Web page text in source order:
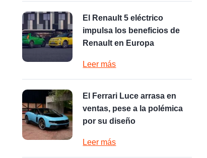
El Renault 5 eléctrico
impulsa los beneficios de
Renault en Europa
Leer más
El Ferrari Luce arrasa en
ventas, pese a la polémica
por su diseño
Leer más